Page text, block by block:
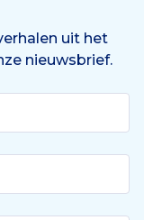
uit het
nieuwsbrief.